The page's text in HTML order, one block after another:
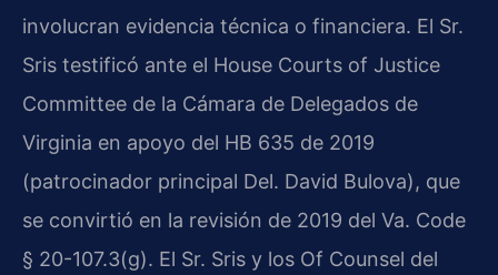
involucran evidencia técnica o financiera. El Sr.
Sris testificó ante el House Courts of Justice
Committee de la Cámara de Delegados de
Virginia en apoyo del HB 635 de 2019
(patrocinador principal Del. David Bulova), que
se convirtió en la revisión de 2019 del Va. Code
§ 20-107.3(g). El Sr. Sris y los Of Counsel del